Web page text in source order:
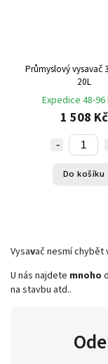
Průmyslový vysavač
20L
Expedice 48-96
1 508 Kč
Do košíku
Vysavač nesmí chybět
U nás najdete mnoho
na stavbu atd..